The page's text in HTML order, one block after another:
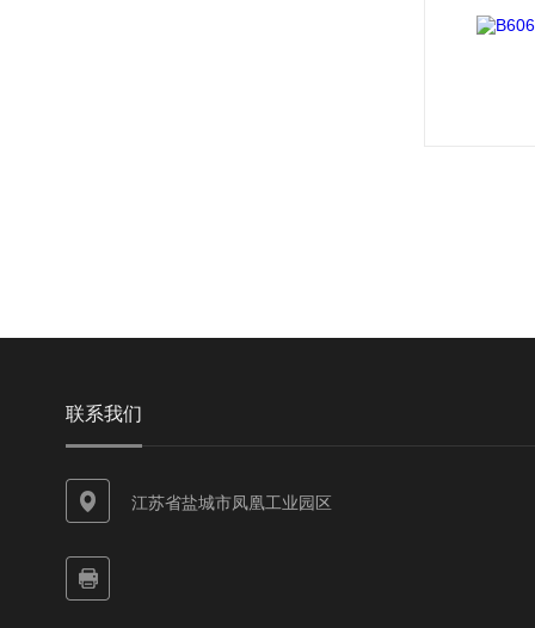
联系我们
江苏省盐城市凤凰工业园区